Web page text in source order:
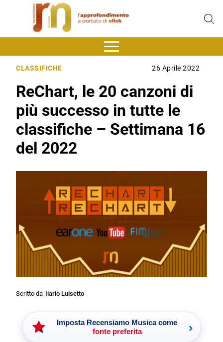
CLASSIFICHE 26 Aprile 2022
ReChart, le 20 canzoni di
più successo in tutte le
classifiche – Settimana 16
del 2022
Scritto da Ilario Luisetto
Imposta Recensiamo Musica come
fonte preferita
›